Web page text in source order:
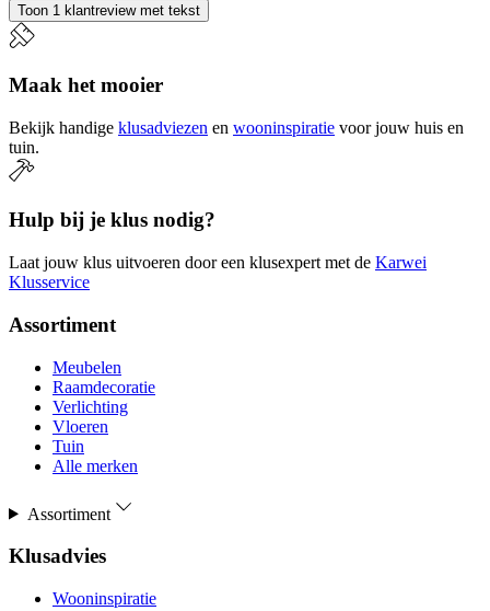
Toon 1 klantreview met tekst
Maak het mooier
Bekijk handige klusadviezen en wooninspiratie voor jouw huis en
tuin.
Hulp bij je klus nodig?
Laat jouw klus uitvoeren door een klusexpert met de Karwei
Klusservice
Assortiment
Meubelen
Raamdecoratie
Verlichting
Vloeren
Tuin
Alle merken
Assortiment
Klusadvies
Wooninspiratie